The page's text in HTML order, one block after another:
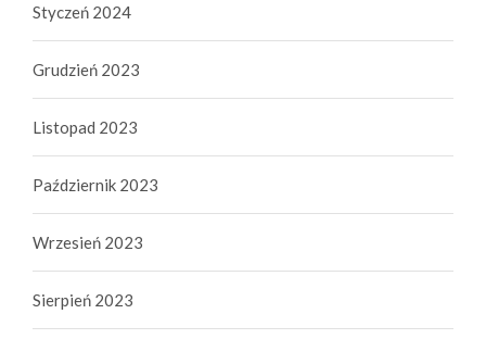
Styczeń 2024
Grudzień 2023
Listopad 2023
Październik 2023
Wrzesień 2023
Sierpień 2023